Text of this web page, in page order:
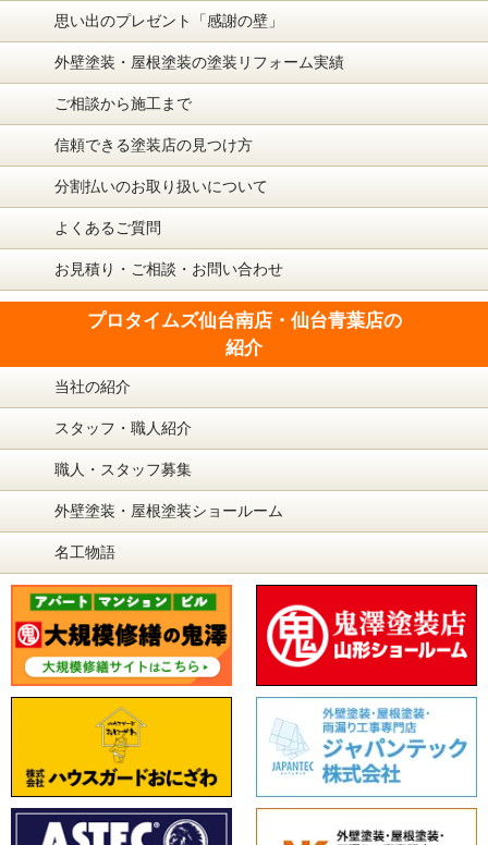
思い出のプレゼント「感謝の壁」
外壁塗装・屋根塗装の塗装リフォーム実績
ご相談から施工まで
信頼できる塗装店の見つけ方
分割払いのお取り扱いについて
よくあるご質問
お見積り・ご相談・お問い合わせ
プロタイムズ仙台南店・仙台青葉店の
紹介
当社の紹介
スタッフ・職人紹介
職人・スタッフ募集
外壁塗装・屋根塗装ショールーム
名工物語